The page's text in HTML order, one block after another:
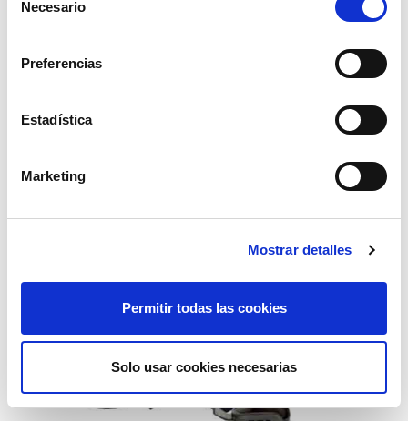
Necesario
Preferencias
Estadística
Marketing
Mostrar detalles
Permitir todas las cookies
Solo usar cookies necesarias
zanon